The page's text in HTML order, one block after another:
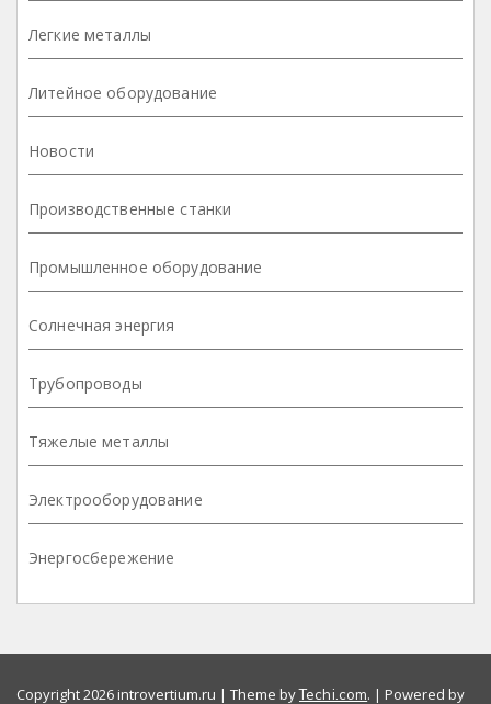
Легкие металлы
Литейное оборудование
Новости
Производственные станки
Промышленное оборудование
Солнечная энергия
Трубопроводы
Тяжелые металлы
Электрооборудование
Энергосбережение
Copyright 2026 introvertium.ru | Theme byTechi.com. | Powered by